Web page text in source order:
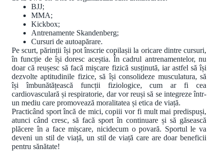
BJJ;
MMA;
Kickbox;
Antrenamente Skandenberg;
Cursuri de autoapărare.
Pe scurt, părinții își pot înscrie copilașii la oricare dintre cursuri,
în funcție de își doresc aceștia. În cadrul antrenamentelor, nu
doar că reușesc să facă mișcare fizică susținută, iar astfel să își
dezvolte aptitudinile fizice, să își consolideze musculatura, să
își îmbunătățească funcții fiziologice, cum ar fi cea
cardiovasculară și respiratorie, dar vor reuși să se integreze într-
un mediu care promovează moralitatea și etica de viață.
Practicând sport încă de mici, copiii vor fi mult mai predispuși,
atunci când cresc, să facă sport în continuare și să găsească
plăcere în a face mișcare, nicidecum o povară. Sportul le va
deveni un stil de viață, un stil de viață care are doar beneficii
pentru sănătate!